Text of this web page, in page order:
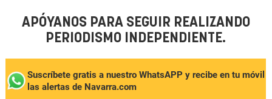
APÓYANOS PARA SEGUIR REALIZANDO
PERIODISMO INDEPENDIENTE.
Suscríbete gratis a nuestro WhatsAPP y recibe en tu móvil
las alertas de Navarra.com